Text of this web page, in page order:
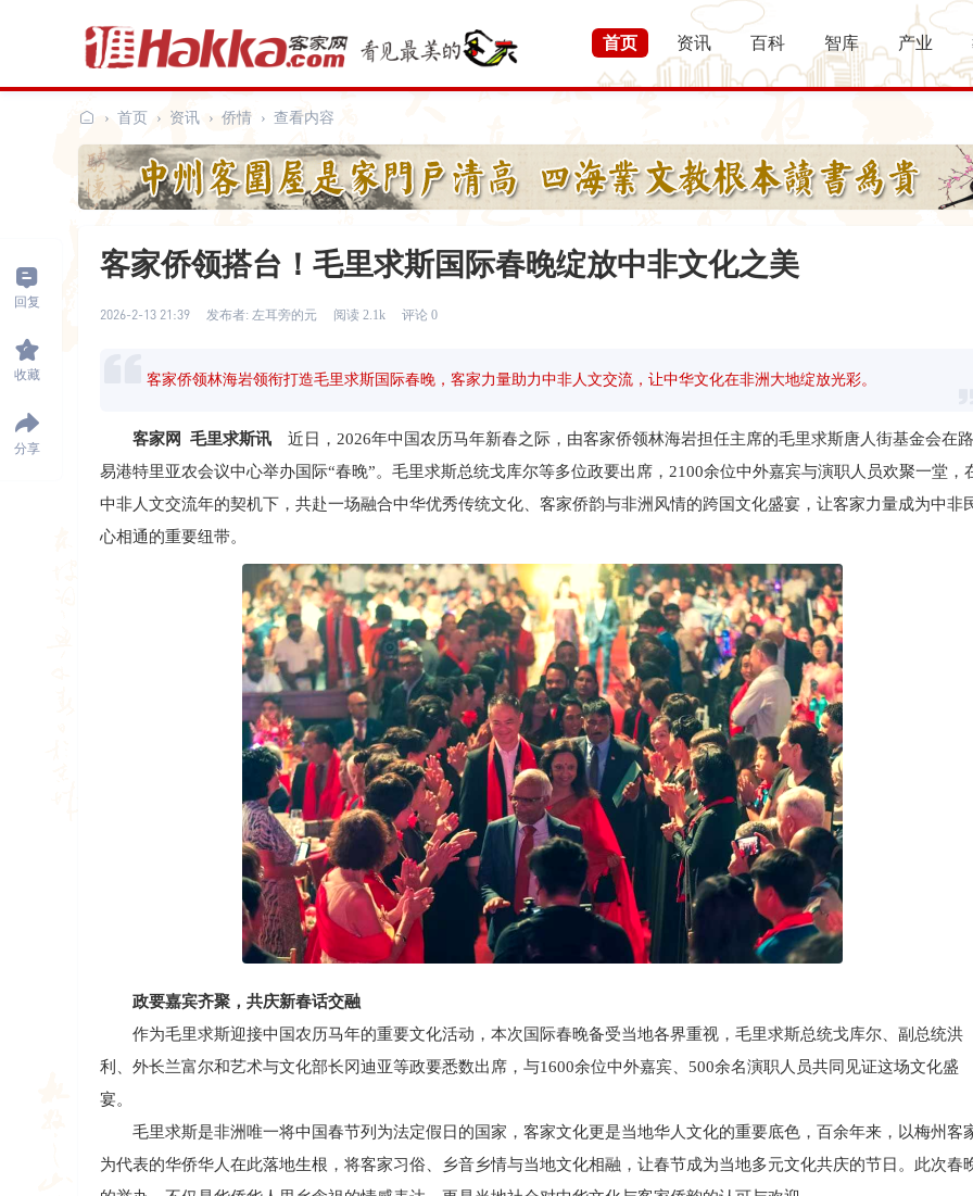
首页 资讯 百科 智库 产业
客
家
网
› 首页 › 资讯 › 侨情 › 查看内容
回复
收藏
分享
客家侨领搭台！毛里求斯国际春晚绽放中非文化之美
2026-2-13 21:39 发布者: 左耳旁的元 阅读 2.1k 评论 0
客家侨领林海岩领衔打造毛里求斯国际春晚，客家力量助力中非人文交流，让中华文化在非洲大地绽放光彩。
客家网 毛里求斯讯 近日，2026年中国农历马年新春之际，由客家侨领林海岩担任主席的毛里求斯唐人街基金会在路
易港特里亚农会议中心举办国际“春晚”。毛里求斯总统戈库尔等多位政要出席，2100余位中外嘉宾与演职人员欢聚一堂，
中非人文交流年的契机下，共赴一场融合中华优秀传统文化、客家侨韵与非洲风情的跨国文化盛宴，让客家力量成为中非
心相通的重要纽带。
政要嘉宾齐聚，共庆新春话交融
作为毛里求斯迎接中国农历马年的重要文化活动，本次国际春晚备受当地各界重视，毛里求斯总统戈库尔、副总统洪
利、外长兰富尔和艺术与文化部长冈迪亚等政要悉数出席，与1600余位中外嘉宾、500余名演职人员共同见证这场文化盛
宴。
毛里求斯是非洲唯一将中国春节列为法定假日的国家，客家文化更是当地华人文化的重要底色，百余年来，以梅州客
为代表的华侨华人在此落地生根，将客家习俗、乡音乡情与当地文化相融，让春节成为当地多元文化共庆的节日。此次春